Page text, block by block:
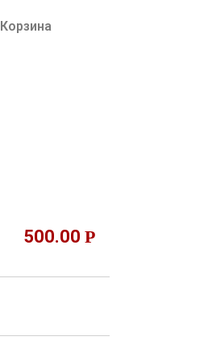
Корзина
500.00 Р